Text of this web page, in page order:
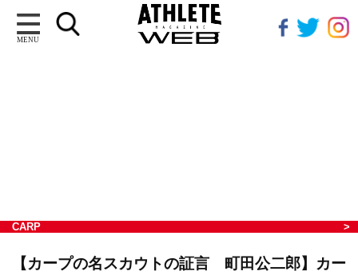
MENU
CARP
【カープの名スカウトの証言 町田公二郎】カー